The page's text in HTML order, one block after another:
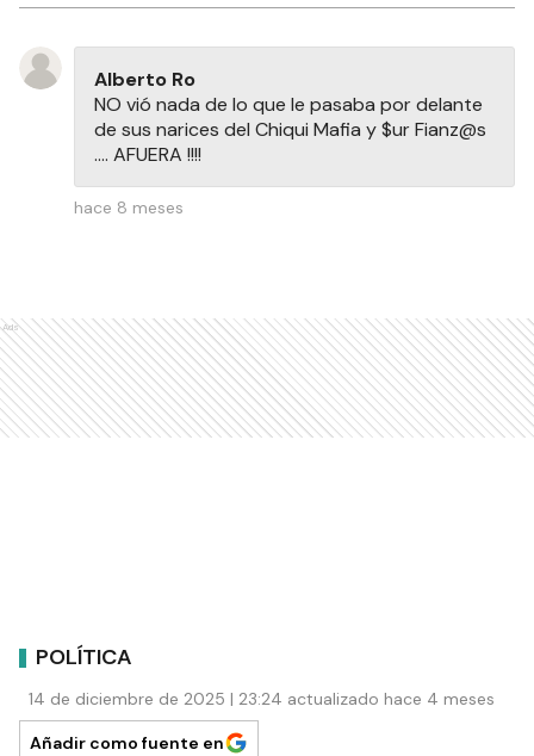
Alberto Ro
NO vió nada de lo que le pasaba por delante
de sus narices del Chiqui Mafia y $ur Fianz@s
.... AFUERA !!!!
hace 8 meses
Ads
POLÍTICA
14 de diciembre de 2025 | 23:24 actualizado hace 4 meses
Añadir como fuente en